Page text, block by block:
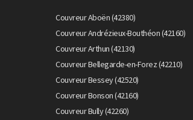
Couvreur Aboën (42380)
Couvreur Andrézieux-Bouthéon (42160)
Couvreur Arthun (42130)
Couvreur Bellegarde-en-Forez (42210)
Couvreur Bessey (42520)
Couvreur Bonson (42160)
Couvreur Bully (42260)